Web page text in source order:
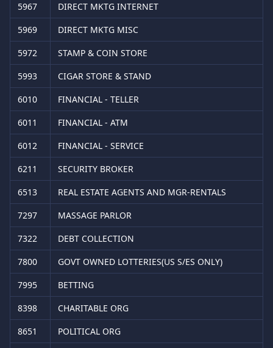
5967
DIRECT MKTG INTERNET
5969
DIRECT MKTG MISC
5972
STAMP & COIN STORE
5993
CIGAR STORE & STAND
6010
FINANCIAL - TELLER
6011
FINANCIAL - ATM
6012
FINANCIAL - SERVICE
6211
SECURITY BROKER
6513
REAL ESTATE AGENTS AND MGR-RENTALS
7297
MASSAGE PARLOR
7322
DEBT COLLECTION
7800
GOVT OWNED LOTTERIES(US S/ES ONLY)
7995
BETTING
8398
CHARITABLE ORG
8651
POLITICAL ORG